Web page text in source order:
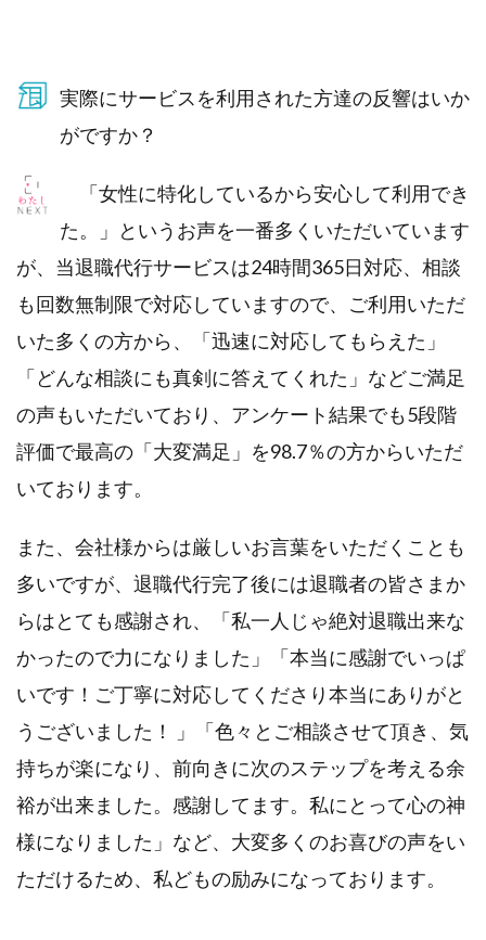
実際にサービスを利用された方達の反響はいか
がですか？
「女性に特化しているから安心して利用でき
た。」というお声を一番多くいただいています
が、当退職代行サービスは24時間365日対応、相談
も回数無制限で対応していますので、ご利用いただ
いた多くの方から、「迅速に対応してもらえた」
「どんな相談にも真剣に答えてくれた」などご満足
の声もいただいており、アンケート結果でも5段階
評価で最高の「大変満足」を98.7％の方からいただ
いております。
また、会社様からは厳しいお言葉をいただくことも
多いですが、退職代行完了後には退職者の皆さまか
らはとても感謝され、「私一人じゃ絶対退職出来な
かったので力になりました」「本当に感謝でいっぱ
いです！ご丁寧に対応してくださり本当にありがと
うございました！ 」「色々とご相談させて頂き、気
持ちが楽になり、前向きに次のステップを考える余
裕が出来ました。感謝してます。私にとって心の神
様になりました」など、大変多くのお喜びの声をい
ただけるため、私どもの励みになっております。